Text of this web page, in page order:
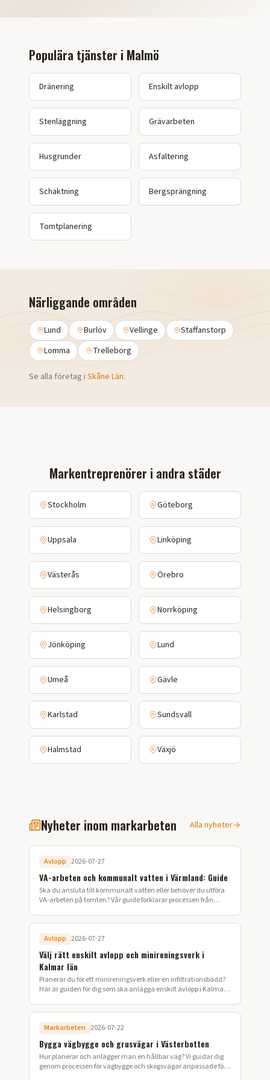
Populära tjänster i Malmö
Dränering Enskilt avlopp
Stenläggning Grävarbeten
Husgrunder Asfaltering
Schaktning Bergsprängning
Tomtplanering
Närliggande områden
Lund Burlöv Vellinge
Staffanstorp
Lomma
Trelleborg
Se alla företag i Skåne Län.
Markentreprenörer i andra städer
Stockholm Göteborg
Uppsala Linköping
Västerås Örebro
Helsingborg Norrköping
Jönköping Lund
Umeå Gävle
Karlstad Sundsvall
Halmstad Växjö
Nyheter inom markarbeten Alla nyheter
Avlopp 2026-07-27
VA-arbeten och kommunalt vatten i Värmland: Guide
Ska du ansluta till kommunalt vatten eller behöver du utföra
VA-arbeten på tomten? Vår guide förklarar processen från
Avlopp 2026-07-27
Välj rätt enskilt avlopp och minireningsverk i
Kalmar län
Planerar du för ett minireningsverk eller en infiltrationsbädd?
Här är guiden för dig som ska anlägga enskilt avlopp i Kalmar
Markarbeten 2026-07-22
Bygga vägbygge och grusvägar i Västerbotten
Hur planerar och anlägger man en hållbar väg? Vi guidar dig
genom processen för vägbygge och skogsvägar anpassade för